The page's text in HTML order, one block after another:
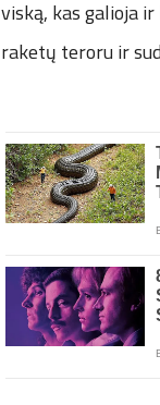
viską, kas galioja
raketų teroru ir